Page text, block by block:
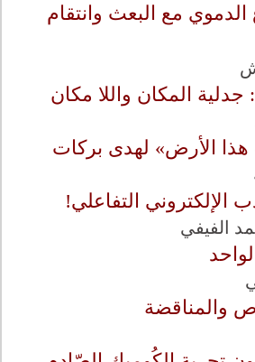
مع البعث وانتقام
المكان واللا مكان
الأرض» لهدى بركات
الإلكتروني التفاعلي!
الفيفي
والمناقضة